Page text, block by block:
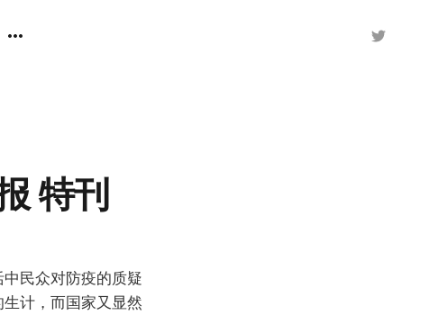
特刊
民众对防疫的质疑
计，而国家又显然